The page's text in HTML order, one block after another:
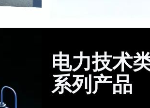
电力技术
系列产品